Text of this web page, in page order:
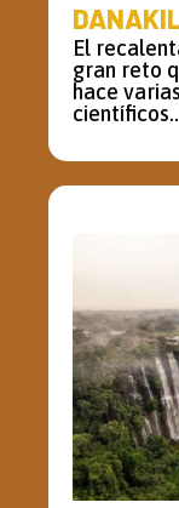
El
gran reto
hace